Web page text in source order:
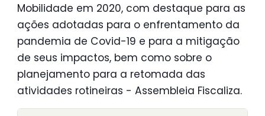
Mobilidade em 2020, com destaque para as
ações adotadas para o enfrentamento da
pandemia de Covid-19 e para a mitigação
de seus impactos, bem como sobre o
planejamento para a retomada das
atividades rotineiras - Assembleia Fiscaliza.